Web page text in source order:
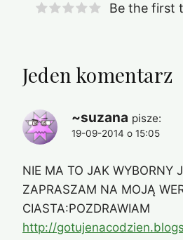
Be the first
Jeden komentarz
~suzana pisze:
19-09-2014 o 15:05
NIE MA TO JAK WYBORNY
ZAPRASZAM NA MOJĄ
CIASTA:POZDRAWIAM
http://